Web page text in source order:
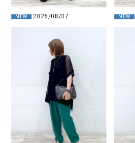
NEW 2026/08/07 NEW